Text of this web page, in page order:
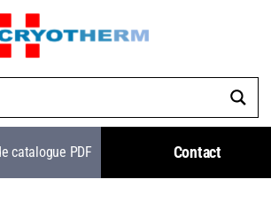
catalogue PDF Contact